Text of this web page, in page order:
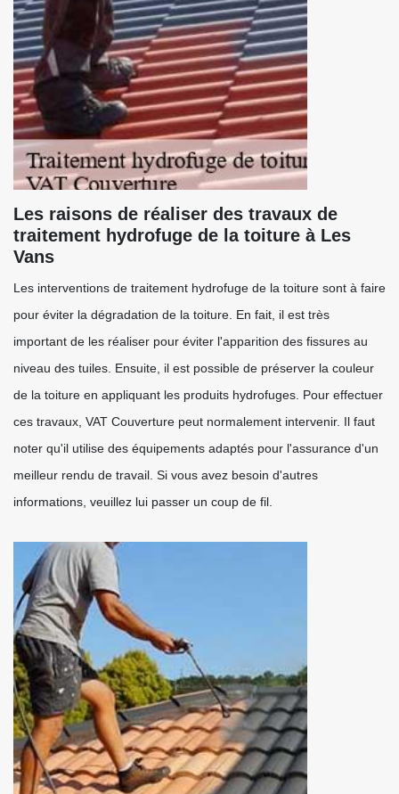
Les raisons de réaliser des travaux de
traitement hydrofuge de la toiture à Les
Vans
Les interventions de traitement hydrofuge de la toiture sont à faire
pour éviter la dégradation de la toiture. En fait, il est très
important de les réaliser pour éviter l'apparition des fissures au
niveau des tuiles. Ensuite, il est possible de préserver la couleur
de la toiture en appliquant les produits hydrofuges. Pour effectuer
ces travaux, VAT Couverture peut normalement intervenir. Il faut
noter qu'il utilise des équipements adaptés pour l'assurance d'un
meilleur rendu de travail. Si vous avez besoin d'autres
informations, veuillez lui passer un coup de fil.